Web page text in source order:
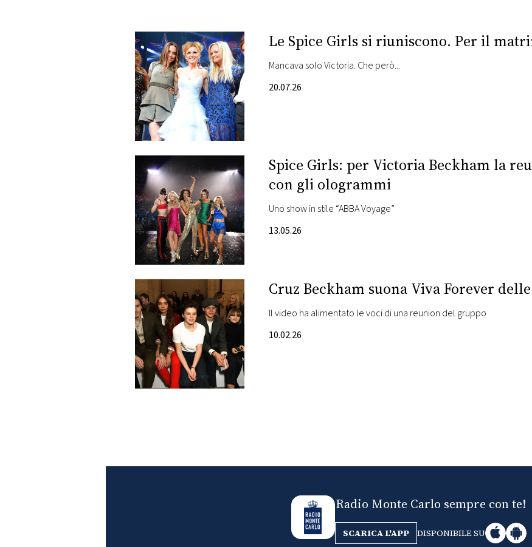
NEWS
FOTO
CONCORSI
EVENTI
VIDEO
TV
PRINCIPATO
DI
MONACO
RMC
CONSIGLIA
Le Spice Girls si riuniscono. Per il
Mancava solo Victoria. Che però...
20.07.26
Spice Girls: per Victoria Beckham la
con gli ologrammi
Uno show in stile “ABBA Voyage”
13.05.26
Cruz Beckham suona Viva Forever
Il video ha alimentato le voci di una reunion del gruppo
10.02.26
Radio Monte Carlo sempre con te!
SCARICA L'APP DISPONIBILE SU